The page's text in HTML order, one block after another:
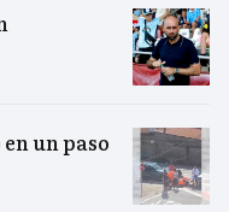
un paso